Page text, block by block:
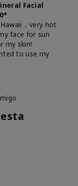
Facial
.. very hot
face for sun
my skin!
to use my